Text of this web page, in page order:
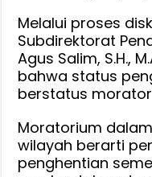
Melalui proses
Subdirektorat
Agus Salim, S.H.,
bahwa status
berstatus
Moratorium
wilayah berarti
penghentian